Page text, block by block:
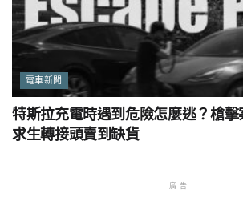
電車新聞
特斯拉充電時遇到危險怎麼逃？槍
求生轉接頭賣到缺貨
廣告